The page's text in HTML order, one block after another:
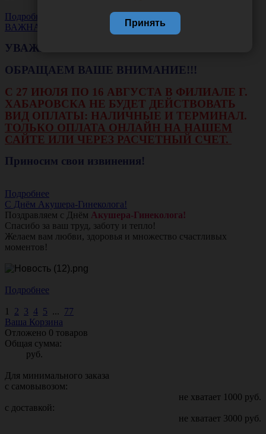
Подробнее
ВАЖНАЯ НОВОСТЬ
УВАЖАЕМЫЕ КЛИЕНТЫ!
ОБРАЩАЕМ ВАШЕ ВНИМАНИЕ!!!
С 27 ИЮЛЯ ПО 16 АВГУСТА В ФИЛИАЛЕ Г.
ХАБАРОВСКА НЕ БУДЕТ ДЕЙСТВОВАТЬ
ВИД ОПЛАТЫ: НАЛИЧНЫЕ И ТЕРМИНАЛ.
ТОЛЬКО ОПЛАТА ОНЛАЙН НА НАШЕМ
САЙТЕ ИЛИ ЧЕРЕЗ РАСЧЕТНЫЙ СЧЕТ.
Приносим свои извинения!
Подробнее
С Днём Акушера-Гинеколога!
Поздравляем с Днём Акушера-Гинеколога!
Спасибо за ваш труд, заботу и тепло!
Желаем вам любви, здоровья и множество счастливых
моментов!
Подробнее
1 2 3 4 5 ... 77
Ваша Корзина
Отложено 0 товаров
Общая сумма:
руб.
Для минимального заказа
с самовывозом:
не хватает 1000 руб.
с доставкой:
не хватает 3000 руб.
Принять